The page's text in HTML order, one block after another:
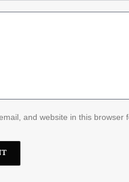
and website in this browser